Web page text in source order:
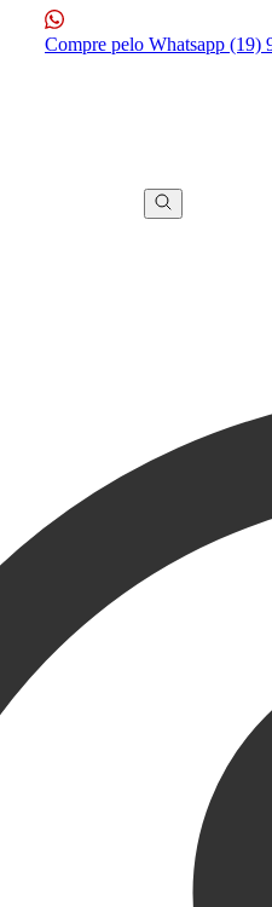
Compre pelo Whatsapp (19)